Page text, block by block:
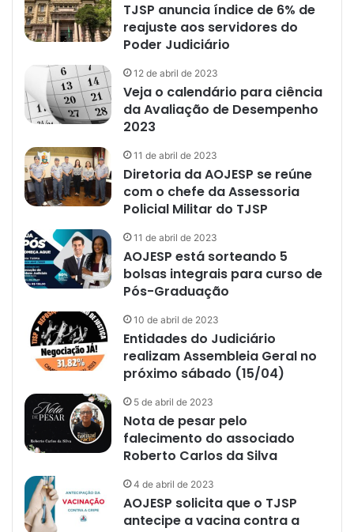
TJSP anuncia índice de 6% de
reajuste aos servidores do
Poder Judiciário
12 de abril de 2023
Veja o calendário para ciência
da Avaliação de Desempenho
2023
11 de abril de 2023
Diretoria da AOJESP se reúne
com o chefe da Assessoria
Policial Militar do TJSP
11 de abril de 2023
AOJESP está sorteando 5
bolsas integrais para curso de
Pós-Graduação
10 de abril de 2023
Entidades do Judiciário
realizam Assembleia Geral no
próximo sábado (15/04)
5 de abril de 2023
Nota de pesar pelo
falecimento do associado
Roberto Carlos da Silva
4 de abril de 2023
AOJESP solicita que o TJSP
antecipe a vacina contra a